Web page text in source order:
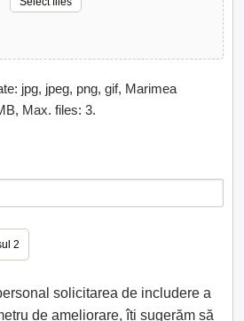
jpg, jpeg, png, gif, Marimea
Max. files: 3.
solicitarea de includere a
de ameliorare, îți sugerăm să